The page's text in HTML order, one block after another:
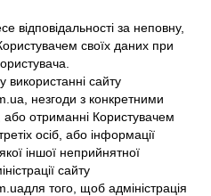
відповідальності за неповну,
своїх даних при
сайту
незгоди з конкретними
або отриманні Користувачем
осіб, або інформації
іншої неприйнятної
сайту
того, щоб адміністрація